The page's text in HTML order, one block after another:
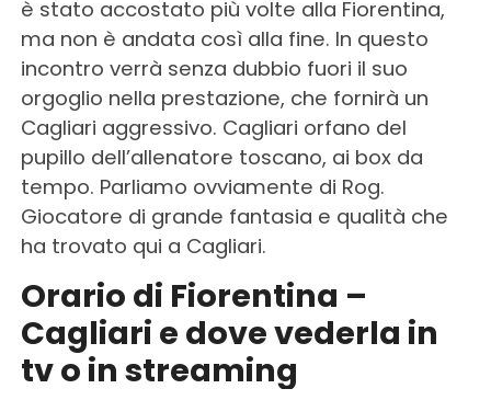
è stato accostato più volte alla Fiorentina,
ma non è andata così alla fine. In questo
incontro verrà senza dubbio fuori il suo
orgoglio nella prestazione, che fornirà un
Cagliari aggressivo. Cagliari orfano del
pupillo dell’allenatore toscano, ai box da
tempo. Parliamo ovviamente di Rog.
Giocatore di grande fantasia e qualità che
ha trovato qui a Cagliari.
Orario di Fiorentina –
Cagliari e dove vederla in
tv o in streaming